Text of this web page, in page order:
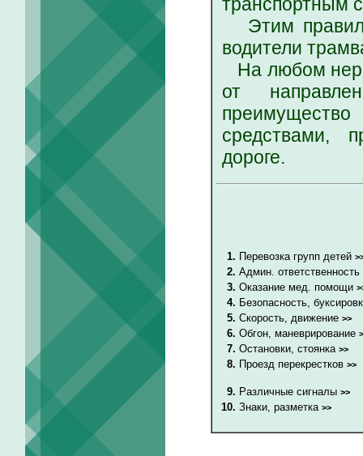
Этим
водители
На любом
от
средствами,
дороге.
1. Перевозка групп детей
2. Админ. ответственность
3. Оказание мед. помощи
4. Безопасность,
5. Скорость, движение >>
6. Обгон, маневрирование
7. Остановки, стоянка >>
8. Проезд перекрестков >>
9. Различные сигналы >>
10. Знаки, разметка >>